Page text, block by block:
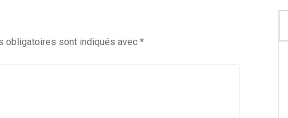
obligatoires sont indiqués avec *